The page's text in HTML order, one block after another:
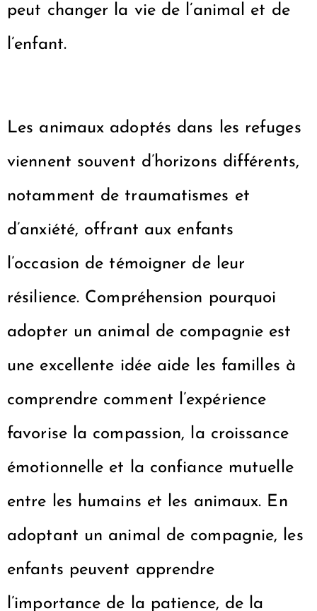
peut changer la vie de l’animal et de
l’enfant.
Les animaux adoptés dans les refuges
viennent souvent d’horizons différents,
notamment de traumatismes et
d’anxiété, offrant aux enfants
l’occasion de témoigner de leur
résilience. Compréhension pourquoi
adopter un animal de compagnie est
une excellente idéeaide les familles à
comprendre comment l’expérience
favorise la compassion, la croissance
émotionnelle et la confiance mutuelle
entre les humains et les animaux. En
adoptant un animal de compagnie, les
enfants peuvent apprendre
l’importance de la patience, de la